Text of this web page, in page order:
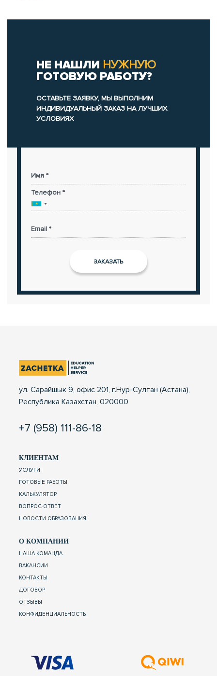
НЕ НАШЛИ НУЖНУЮ
ГОТОВУЮ РАБОТУ?
ОСТАВЬТЕ ЗАЯВКУ, МЫ ВЫПОЛНИМ
ИНДИВИДУАЛЬНЫЙ ЗАКАЗ НА ЛУЧШИХ
УСЛОВИЯХ
Имя *
Телефон *
Email *
ул. Сарайшык 9, офис 201, г.Нур-Султан (Астана),
Республика Казахстан, 020000
+7 (958) 111-86-18
КЛИЕНТАМ
УСЛУГИ
ГОТОВЫЕ РАБОТЫ
КАЛЬКУЛЯТОР
ВОПРОС-ОТВЕТ
НОВОСТИ ОБРАЗОВАНИЯ
О КОМПАНИИ
НАША КОМАНДА
ВАКАНСИИ
КОНТАКТЫ
ДОГОВОР
ОТЗЫВЫ
КОНФИДЕНЦИАЛЬНОСТЬ